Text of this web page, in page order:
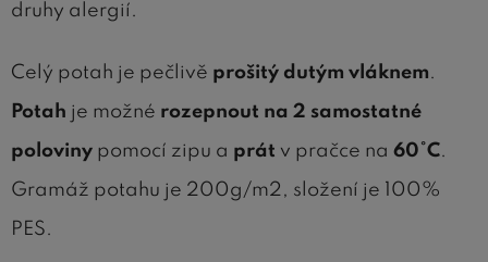
druhy alergií.
Celý potah je pečlivě prošitý dutým vláknem.
Potah je možné rozepnout na 2 samostatné
poloviny pomocí zipu a prát v pračce na 60°C.
Gramáž potahu je 200g/m2, složení je 100%
PES.